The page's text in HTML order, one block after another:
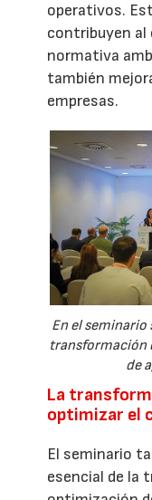
operativos.
contribuyen al
normativa
también
empresas.
En el seminario
transformación
de
La
optimizar el
El seminario
esencial de la